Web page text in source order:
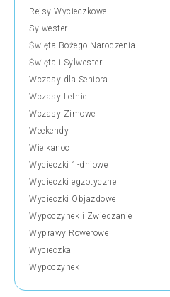
Rejsy Wycieczkowe
Sylwester
Święta Bożego Narodzenia
Święta i Sylwester
Wczasy dla Seniora
Wczasy Letnie
Wczasy Zimowe
Weekendy
Wielkanoc
Wycieczki 1-dniowe
Wycieczki egzotyczne
Wycieczki Objazdowe
Wypoczynek i Zwiedzanie
Wyprawy Rowerowe
Wycieczka
Wypoczynek